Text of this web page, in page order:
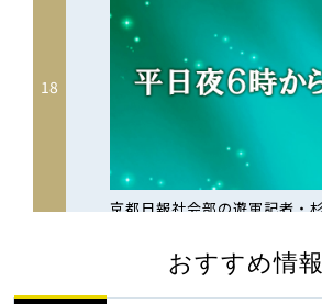
おすすめ情報